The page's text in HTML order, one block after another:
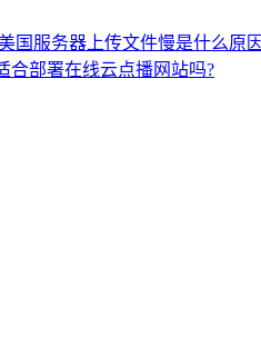
国服务器上传文件慢是什么原
合部署在线云点播网站吗?